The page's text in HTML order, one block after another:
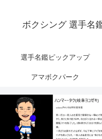
ボクシング 選手
選手名鑑ピックアップ
アマボクパーク